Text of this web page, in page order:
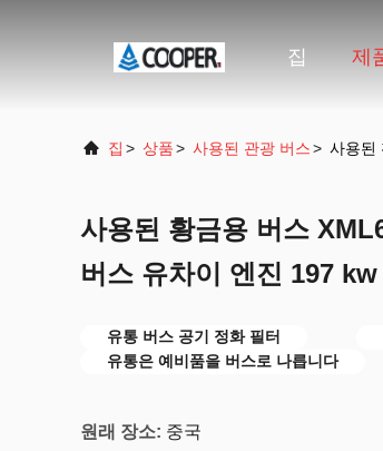
집 제
집 > 상품> 사용된 관광 버스> 사용된
사용된 황금용 버스
버스 유차이 엔진 197
유통 버스 공기 정화 필터
유통은 예비품을 버스로 나릅니다
원래 장소: 중국